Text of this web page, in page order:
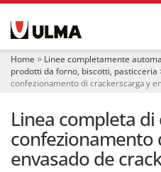
i
Home Linee completamente
prodotti da forno, biscotti, pasticceria
confezionamento di crackerscarga y
Linea completa
confezionamento
envasado de